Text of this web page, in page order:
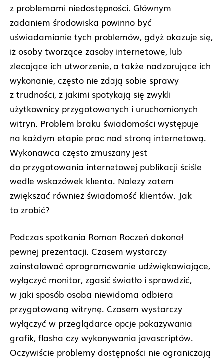
z problemami niedostępności. Głównym
zadaniem środowiska powinno być
uświadamianie tych problemów, gdyż okazuje się,
iż osoby tworzące zasoby internetowe, lub
zlecające ich utworzenie, a także nadzorujące ich
wykonanie, często nie zdają sobie sprawy
z trudności, z jakimi spotykają się zwykli
użytkownicy przygotowanych i uruchomionych
witryn. Problem braku świadomości występuje
na każdym etapie prac nad stroną internetową.
Wykonawca często zmuszany jest
do przygotowania internetowej publikacji ściśle
wedle wskazówek klienta. Należy zatem
zwiększać również świadomość klientów. Jak
to zrobić?
Podczas spotkania Roman Roczeń dokonał
pewnej prezentacji. Czasem wystarczy
zainstalować oprogramowanie udźwiękawiające,
wyłączyć monitor, zgasić światło i sprawdzić,
w jaki sposób osoba niewidoma odbiera
przygotowaną witrynę. Czasem wystarczy
wyłączyć w przeglądarce opcje pokazywania
grafik, flasha czy wykonywania javascriptów.
Oczywiście problemy dostępności nie ograniczają